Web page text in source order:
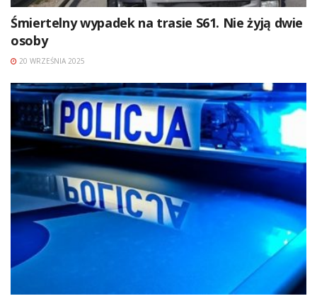
Śmiertelny wypadek na trasie S61. Nie żyją dwie
osoby
20 WRZEŚNIA 2025